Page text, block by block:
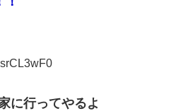
に行ってやるよ